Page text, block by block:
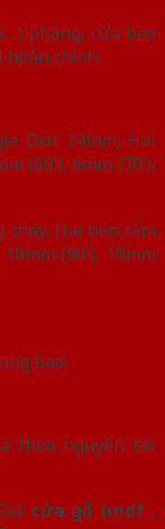
phẳng, cửa bao
hoàn chỉnh.
Oxit 24mm, Hai
(60’), 6mm (70’),
Hai bên tấm
(90’), 10mm
bao.
theo nguyên tắc
cửa gỗ (mdf ,